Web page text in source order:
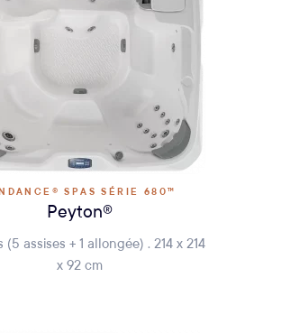
SPAS SÉRIE 680™
Peyton®
(5 assises + 1 allongée) . 214 x 214
x 92 cm